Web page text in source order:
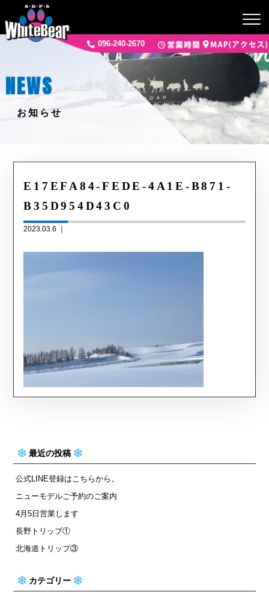
096-240-2670
NEWS
お知らせ
E17EFA84-FEDE-4A1E-B871-
B35D954D43C0
2023.03.6 ｜
最近の投稿
公式LINE登録はこちらから。
ニューモデルご予約のご案内
4月5日営業します
長野トリップ①
北海道トリップ③
カテゴリー